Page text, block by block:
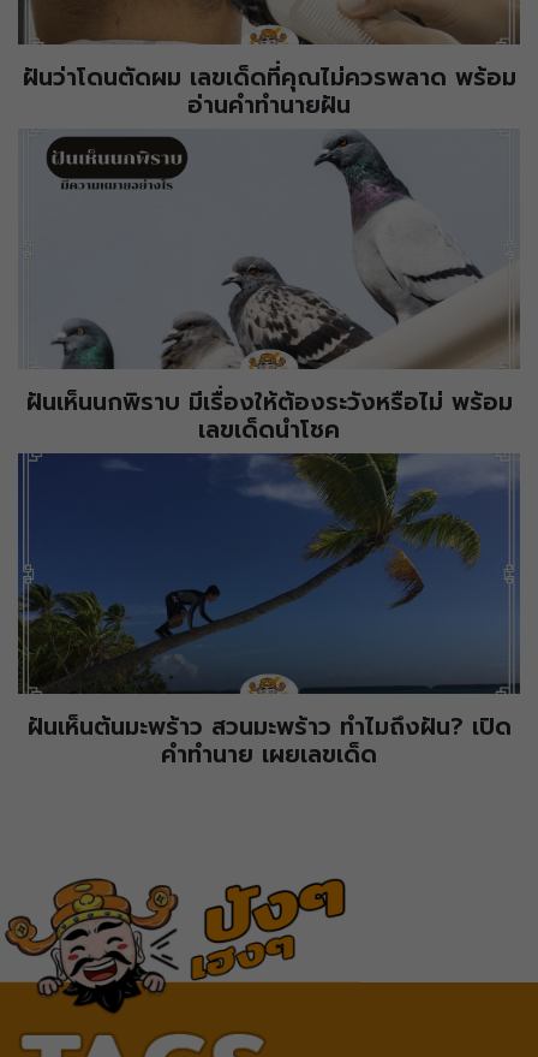
ฝันว่าโดนตัดผม เลขเด็ดที่คุณไม่ควรพลาด พร้อม
อ่านคำทำนายฝัน
ฝันเห็นนกพิราบ มีเรื่องให้ต้องระวังหรือไม่ พร้อม
เลขเด็ดนำโชค
ฝันเห็นต้นมะพร้าว สวนมะพร้าว ทำไมถึงฝัน? เปิด
คำทำนาย เผยเลขเด็ด